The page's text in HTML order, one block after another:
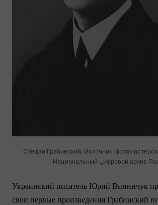
Стефан Грабинский. Источник:
Национальный цифровой архив
Украинский писатель Юрий Винничук
свои первые произведения Грабинский